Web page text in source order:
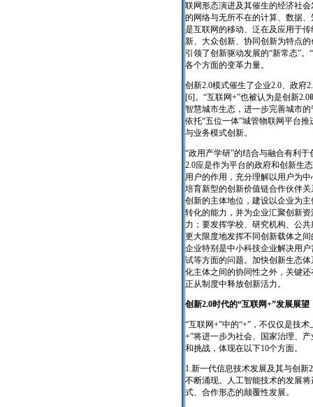
联网形态演进及其催生的经济社
的网络与无所不在的计算、数据
是互联网的移动、泛在及应用于
新、大众创新、协同创新为特点
引领了创新驱动发展的“新常态”
各个方面的变革力量。
创新2.0模式催生了企业2.0、政府
[6]。“互联网+”也被认为是创新
智慧城市生态，进一步完善城市
依托“五位一体”城管物联网平台
与业务模式创新。
“政用产学研”的结合与融合有利
2.0应是作为平台的政府和创新生
用户的作用，充分理解以用户为
培育新型的创新价值链合作伙伴
创新的主体地位，建设以企业为
转化的能力，并为企业汇聚创新
力；要发挥学校、研究机构、公
更大限度地发挥不同创新载体之
企业特别是中小科技企业解决用
试等方面的问题。加快创新生态
化主体之间的协同性之外，关键
正从制度中释放创新活力。
创新2.0时代的“互联网+”发展展望
“互联网+”中的“+”，不仅仅是技
+”将进一步为社会、国家治理、
和挑战，体现在以下10个方面。
1.新一代信息技术发展及其与创
不断涌现。人工智能技术的发展
式、合作形态的颠覆性发展。